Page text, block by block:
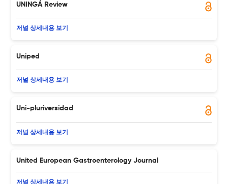
UNINGÁ Review
저널 상세내용 보기
Uniped
저널 상세내용 보기
Uni-pluriversidad
저널 상세내용 보기
United European Gastroenterology Journal
저널 상세내용 보기